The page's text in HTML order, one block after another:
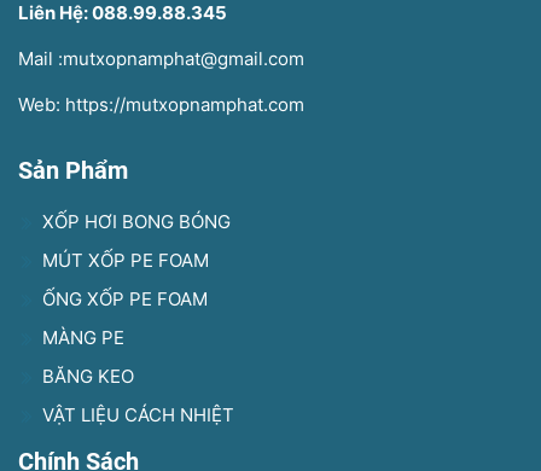
Liên Hệ: 088.99.88.345
Mail :mutxopnamphat@gmail.com
Web: https://mutxopnamphat.com
Sản Phẩm
XỐP HƠI BONG BÓNG
MÚT XỐP PE FOAM
ỐNG XỐP PE FOAM
MÀNG PE
BĂNG KEO
VẬT LIỆU CÁCH NHIỆT
Chính Sách